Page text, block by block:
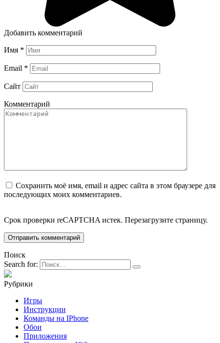
Добавить комментарий
Имя *
Email *
Сайт
Комментарий
Сохранить моё имя, email и адрес сайта в этом браузере для
последующих моих комментариев.
Срок проверки reCAPTCHA истек. Перезагрузите страницу.
Поиск
Search for:
Рубрики
Игры
Инструкции
Команды на IPhone
Обои
Приложения